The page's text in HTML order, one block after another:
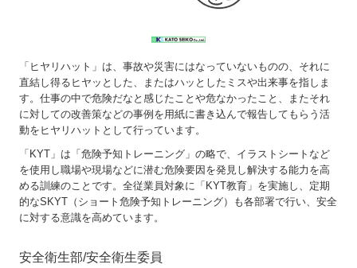
「ヒヤリハット」は、事故や災害にはなっていないものの、それに
直結し得るヒヤッとした、またはハッとしたミスや出来事を指しま
す。仕事の中で危険だなと感じたことや危なかったこと、またそれ
に対しての改善策などの事例を用紙に書き込んで報告してもらう活
動をヒヤリハットとして行っています。
「KYT」は「危険予知トレーニング」の略で、イラストシートなど
を使用し職場や現場などに潜む危険要因を発見し解決する能力を高
める訓練のことです。全従業員対象に「KYT教育」を実施し、定期
的なSKYT（ショート危険予知トレーニング）も各部署で行い、安全
に対する意識を高めています。
安全衛生部/安全衛生委員